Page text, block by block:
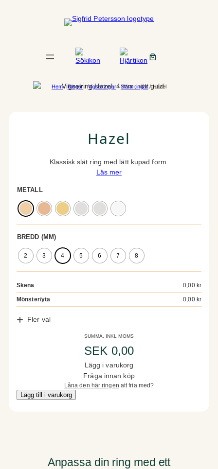
Hem/Ringar/Vigselringar/Släta ringar/ Hazel
Hazel
Klassisk slät ring med lätt kupad form.
Läs mer
METALL
BREDD (MM)
2 3 4 5 6 7 8
Kontroller
Skena 0,00kr
Mönster/yta 0,00 kr
Fler val
ⓘ Naturlig diamant.
mönster)
SUMMA, INKL MOMS
SEK 0,00
Lägg i varukorg
Fråga innan köp
Låna den här ringen att fria med?
Lägg till i varukorg
Anpassa din ring med ett